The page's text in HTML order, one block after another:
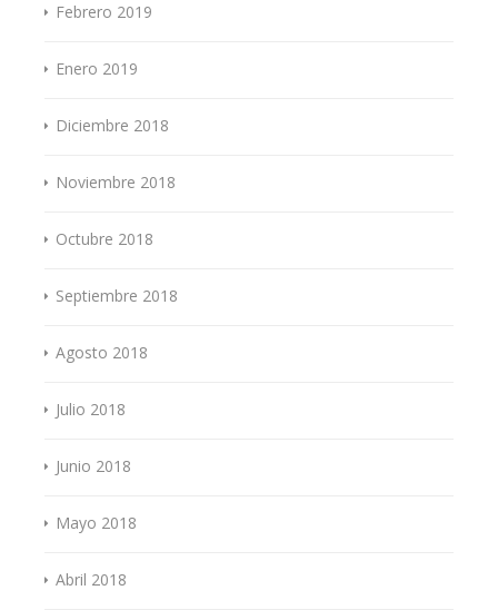
Febrero 2019
Enero 2019
Diciembre 2018
Noviembre 2018
Octubre 2018
Septiembre 2018
Agosto 2018
Julio 2018
Junio 2018
Mayo 2018
Abril 2018